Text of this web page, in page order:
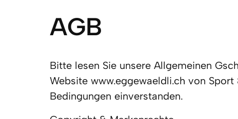
AGB
Bitte lesen Sie unsere Allgemeinen
Website www.eggewaeldli.ch von
Bedingungen einverstanden.